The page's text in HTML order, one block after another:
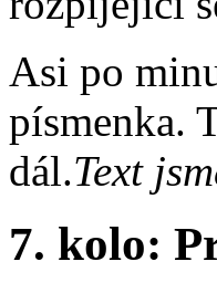
Asi po
písmenka.
dál.Text
7. kolo: